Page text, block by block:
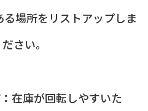
場所をリストアップしま
さい。
在庫が回転しやすいた